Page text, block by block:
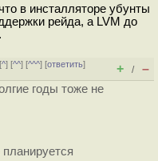
в инсталляторе убунты
рейда, а LVM до
^] [^^] [^^^] [ответить]
+ / –
годы тоже не